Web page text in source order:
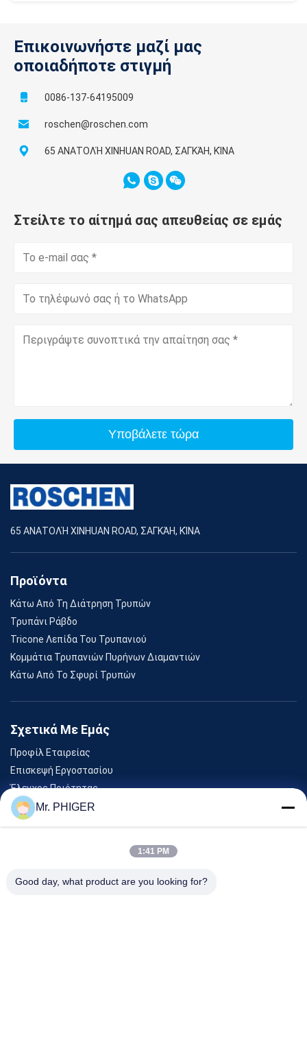
Επικοινωνήστε μαζί μας
οποιαδήποτε στιγμή
0086-137-64195009
roschen@roschen.com
65 ΑΝΑΤΟΛΉ XINHUAN ROAD, ΣΑΓΚΆΗ, ΚΊΝΑ
Στείλτε το αίτημά σας απευθείας σε εμάς
Υποβάλετε τώρα
65 ΑΝΑΤΟΛΉ XINHUAN ROAD, ΣΑΓΚΆΗ, ΚΊΝΑ
Προϊόντα
Κάτω Από Τη Διάτρηση Τρυπών
Τρυπάνι Ράβδο
Tricone Λεπίδα Του Τρυπανιού
Κομμάτια Τρυπανιών Πυρήνων Διαμαντιών
Κάτω Από Το Σφυρί Τρυπών
Σχετικά Με Εμάς
Προφίλ Εταιρείας
Επισκεψή Εργοστασίου
Έλεγχος Ποιότητας
Sitemap
Εκδηλώσεις
Mr. PHIGER
1:41 PM
Good day, what product are you looking for?